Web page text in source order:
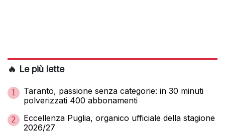
🔥 Le più lette
1
Taranto, passione senza categorie: in 30 minuti
polverizzati 400 abbonamenti
2
Eccellenza Puglia, organico ufficiale della stagione
2026/27